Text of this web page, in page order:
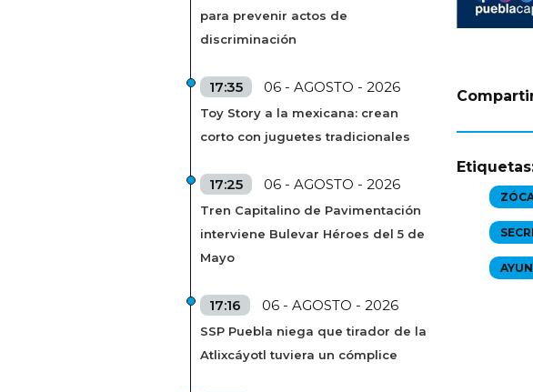
para prevenir actos de
discriminación
17:35 06 - AGOSTO - 2026
Toy Story a la mexicana: crean
corto con juguetes tradicionales
17:25 06 - AGOSTO - 2026
Tren Capitalino de Pavimentación
interviene Bulevar Héroes del 5 de
Mayo
17:16 06 - AGOSTO - 2026
SSP Puebla niega que tirador de la
Atlixcáyotl tuviera un cómplice